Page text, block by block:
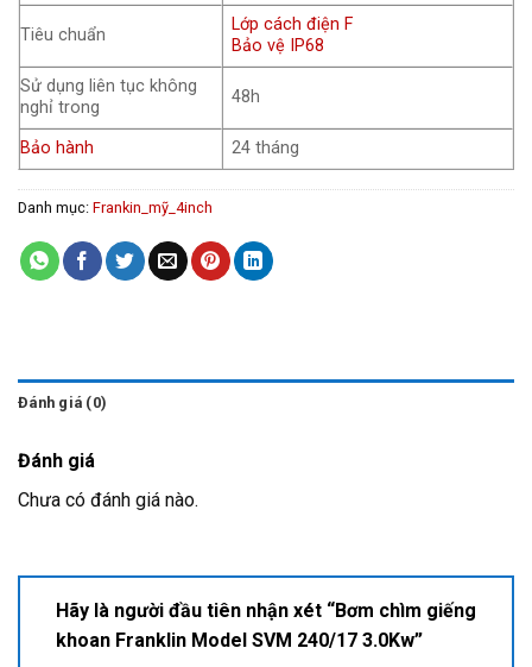
Tiêu chuẩn
Lớp cách điện F
Bảo vệ IP68
Sử dụng liên tục không
nghỉ trong
48h
Bảo hành 24 tháng
Danh mục: Frankin_mỹ_4inch
Đánh giá (0)
Đánh giá
Chưa có đánh giá nào.
Hãy là người đầu tiên nhận xét “Bơm chìm giếng
khoan Franklin Model SVM 240/17 3.0Kw”